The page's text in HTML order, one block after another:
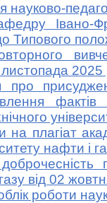
Івано-
Типового
2025
плагіат
нафти і
від 02
роботи